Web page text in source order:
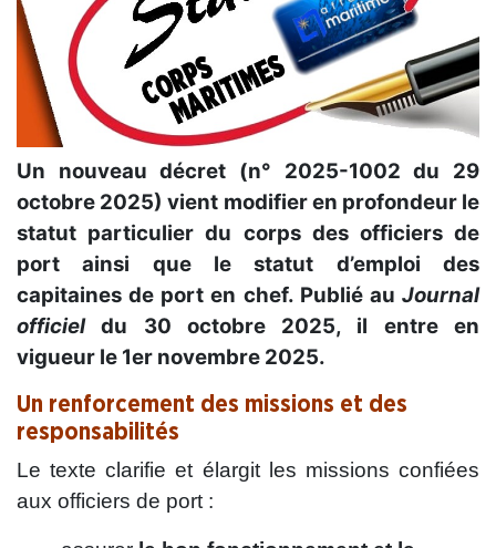
Un nouveau décret (n° 2025-1002 du 29
octobre 2025) vient modifier en profondeur le
statut particulier du corps des officiers de
port ainsi que le statut d’emploi des
capitaines de port en chef. Publié au Journal
officieldu 30 octobre 2025, il entre en
vigueur le 1er novembre 2025.
Un renforcement des missions et des
responsabilités
Le texte clarifie et élargit les missions confiées
aux officiers de port :